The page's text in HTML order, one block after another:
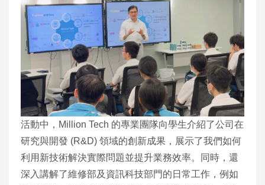
活動中，Million Tech 的專業團隊向學生介紹了公司在
研究與開發 (R&D) 領域的創新成果，展示了我們如何
利用新技術解決實際問題並提升業務效率。同時，還
深入講解了維修部及資訊科技部門的日常工作，例如